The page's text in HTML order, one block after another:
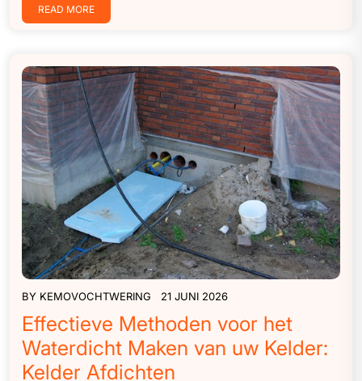
READ MORE
BY KEMOVOCHTWERING 21 JUNI 2026
Effectieve Methoden voor het
Waterdicht Maken van uw Kelder:
Kelder Afdichten